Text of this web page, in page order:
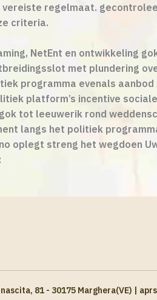
regelmaat.
criteria.
NetEnt en ontwikkeling
met plundering
programma evenals aanbod
platform’s incentive
tot leeuwerik rond
langs het politiek
oplegt streng het wegdoen
81 - 30175 Marghera(VE) |